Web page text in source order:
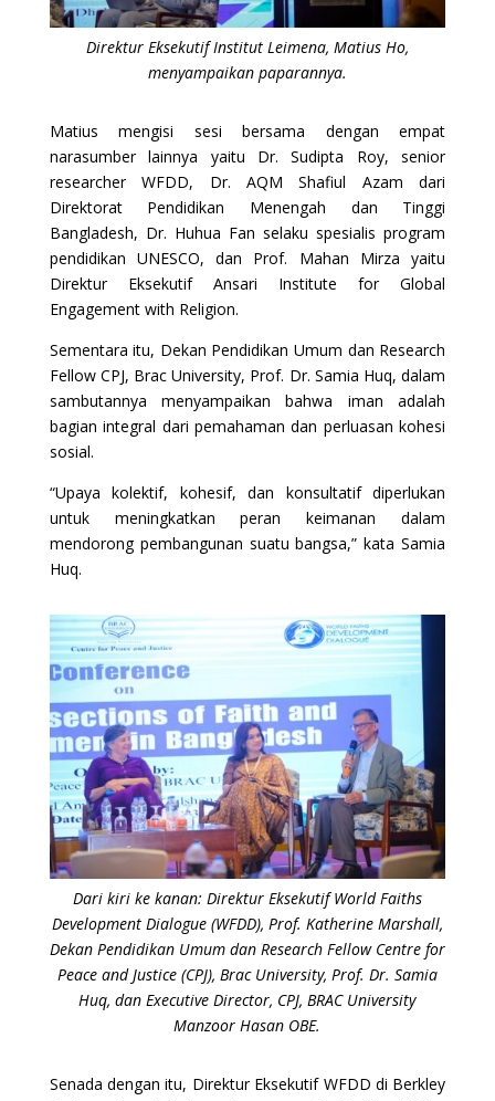
Direktur Eksekutif Institut Leimena, Matius Ho,
menyampaikan paparannya.
Matius mengisi sesi bersama dengan empat
narasumber lainnya yaitu Dr. Sudipta Roy, senior
researcher WFDD, Dr. AQM Shafiul Azam dari
Direktorat Pendidikan Menengah dan Tinggi
Bangladesh, Dr. Huhua Fan selaku spesialis program
pendidikan UNESCO, dan Prof. Mahan Mirza yaitu
Direktur Eksekutif Ansari Institute for Global
Engagement with Religion.
Sementara itu, Dekan Pendidikan Umum dan Research
Fellow CPJ, Brac University, Prof. Dr. Samia Huq, dalam
sambutannya menyampaikan bahwa iman adalah
bagian integral dari pemahaman dan perluasan kohesi
sosial.
“Upaya kolektif, kohesif, dan konsultatif diperlukan
untuk meningkatkan peran keimanan dalam
mendorong pembangunan suatu bangsa,” kata Samia
Huq.
Dari kiri ke kanan: Direktur Eksekutif World Faiths
Development Dialogue (WFDD), Prof. Katherine Marshall,
Dekan Pendidikan Umum dan Research Fellow Centre for
Peace and Justice (CPJ), Brac University, Prof. Dr. Samia
Huq, dan Executive Director, CPJ, BRAC University
Manzoor Hasan OBE.
Senada dengan itu, Direktur Eksekutif WFDD di Berkley